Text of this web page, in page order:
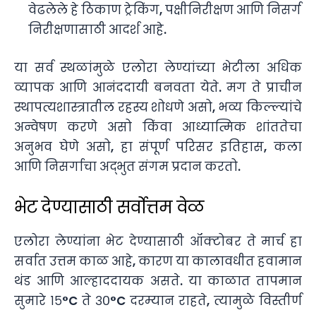
वेढलेले हे ठिकाण ट्रेकिंग, पक्षीनिरीक्षण आणि निसर्ग
निरीक्षणासाठी आदर्श आहे.
या सर्व स्थळांमुळे एलोरा लेण्यांच्या भेटीला अधिक
व्यापक आणि आनंददायी बनवता येते. मग ते प्राचीन
स्थापत्यशास्त्रातील रहस्य शोधणे असो, भव्य किल्ल्यांचे
अन्वेषण करणे असो किंवा आध्यात्मिक शांततेचा
अनुभव घेणे असो, हा संपूर्ण परिसर इतिहास, कला
आणि निसर्गाचा अद्भुत संगम प्रदान करतो.
भेट देण्यासाठी सर्वोत्तम वेळ
एलोरा लेण्यांना भेट देण्यासाठी ऑक्टोबर ते मार्च हा
सर्वात उत्तम काळ आहे, कारण या कालावधीत हवामान
थंड आणि आल्हाददायक असते. या काळात तापमान
सुमारे १५°C ते ३०°C दरम्यान राहते, त्यामुळे विस्तीर्ण